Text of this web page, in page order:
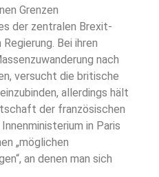
Grenzen
der zentralen Brexit-
Bei ihren
nach
versucht die britische
allerdings hält
der französischen
in Paris
„möglichen
an denen man sich